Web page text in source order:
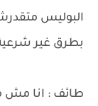
البوليس
بطرق غير
طائف : انا